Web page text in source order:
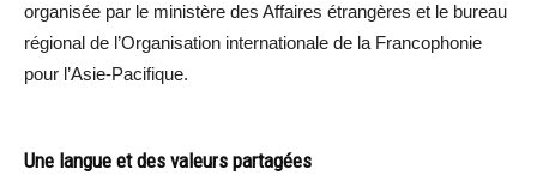
organisée par le ministère des Affaires étrangères et le bureau
régional de l’Organisation internationale de la Francophonie
pour l’Asie-Pacifique.
Une langue et des valeurs partagées